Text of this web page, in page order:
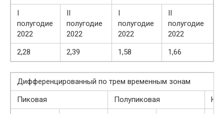
I
полугодие
2022
II
полугодие
2022
I
полугодие
2022
II
полугодие
2022
2,28
2,39 1,58 1,66
Дифференцированный по трем временным зонам
Пиковая
Полупиковая